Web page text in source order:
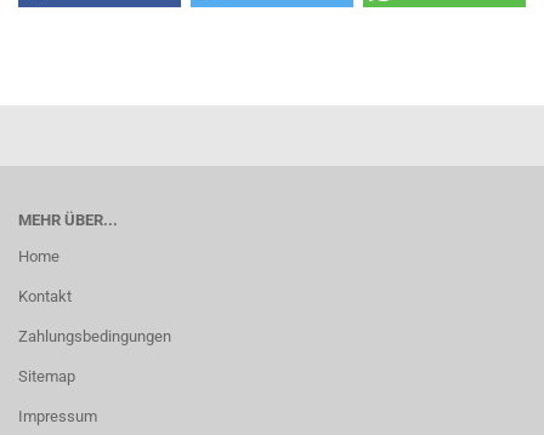
MEHR ÜBER...
Home
Kontakt
Zahlungsbedingungen
Sitemap
Impressum